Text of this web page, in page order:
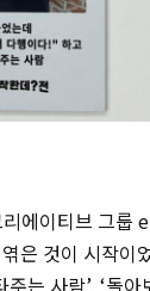
에이티브 그룹
은 것이 시작이
는 사람’, ‘돌